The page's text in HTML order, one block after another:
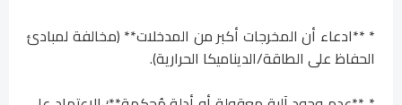
* **ادعاء أن المخرجات أكبر من المدخلات** (مخالفة لمبادئ
الحفاظ على الطاقة/الديناميكا الحرارية).